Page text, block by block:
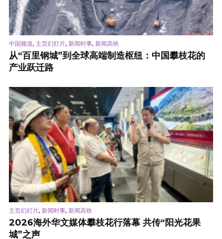
中国频道, 主页幻灯片, 新闻时事, 新闻高铁
从“百里钢城”到全球高端制造枢纽：中国攀枝花的
产业跃迁路
主页幻灯片, 新闻时事, 新闻高铁
2026海外华文媒体攀枝花行落幕 共传“阳光花果
城”之声